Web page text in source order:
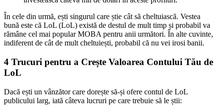
În cele din urmă, ești singurul care știe cât să cheltuiască. Vestea
bună este că LoL (LoL) există de destul de mult timp și probabil va
rămâne cel mai popular MOBA pentru anii următori. În alte cuvinte,
indiferent de cât de mult cheltuiești, probabil că nu vei irosi banii.
4 Trucuri pentru a Crește Valoarea Contului Tău de
LoL
Dacă ești un vânzător care dorește să-și ofere contul de LoL
publicului larg, iată câteva lucruri pe care trebuie să le știi: